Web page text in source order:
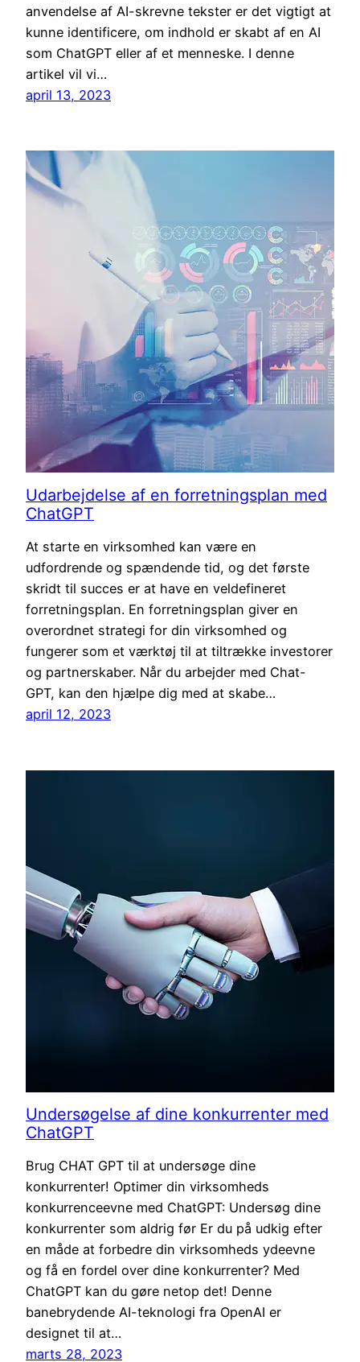
anvendelse af AI-skrevne tekster er det vigtigt at
kunne identificere, om indhold er skabt af en AI
som ChatGPT eller af et menneske. I denne
artikel vil vi…
april 13, 2023
Udarbejdelse af en forretningsplan med
ChatGPT
At starte en virksomhed kan være en
udfordrende og spændende tid, og det første
skridt til succes er at have en veldefineret
forretningsplan. En forretningsplan giver en
overordnet strategi for din virksomhed og
fungerer som et værktøj til at tiltrække investorer
og partnerskaber. Når du arbejder med Chat-
GPT, kan den hjælpe dig med at skabe…
april 12, 2023
Undersøgelse af dine konkurrenter med
ChatGPT
Brug CHAT GPT til at undersøge dine
konkurrenter! Optimer din virksomheds
konkurrenceevne med ChatGPT: Undersøg dine
konkurrenter som aldrig før Er du på udkig efter
en måde at forbedre din virksomheds ydeevne
og få en fordel over dine konkurrenter? Med
ChatGPT kan du gøre netop det! Denne
banebrydende AI-teknologi fra OpenAI er
designet til at…
marts 28, 2023